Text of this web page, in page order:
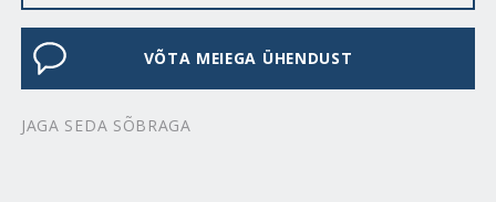
VÕTA MEIEGA ÜHENDUST
JAGA SEDA SÕBRAGA